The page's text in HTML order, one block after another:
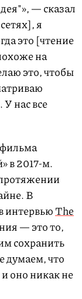
— сказал
я
это [чтение
на
это, чтобы
нас все
в 2017-м.
В
интервьюThe
— это то,
сохранить
что
оно никак не